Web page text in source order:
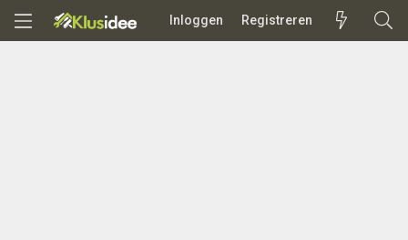
Inloggen Registreren